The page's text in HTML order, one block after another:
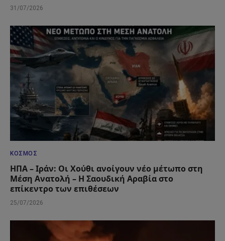
31/07/2026
ΚΌΣΜΟΣ
ΗΠΑ – Ιράν: Οι Χούθι ανοίγουν νέο μέτωπο στη
Μέση Ανατολή – Η Σαουδική Αραβία στο
επίκεντρο των επιθέσεων
25/07/2026